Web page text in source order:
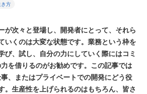
方
が次々と登場し、開発者にとって、それら
いくのは大変な状態です。業務という枠を
び、試し、自分の力にしていく際にはコミ
を借りるのがお勧めです。この記事では
、またはプライベートでの開発にどう役
。生産性を上げられるのはもちろん、皆さ